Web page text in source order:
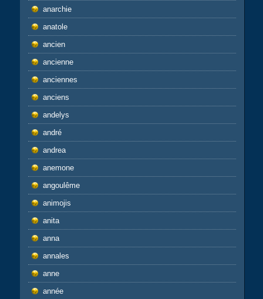
anarchie
anatole
ancien
ancienne
anciennes
anciens
andelys
andré
andrea
anemone
angoulême
animojis
anita
anna
annales
anne
année